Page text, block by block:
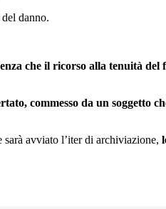
danno.
che il ricorso alla tenuità del
commesso da un soggetto
avviato l’iter di archiviazione,